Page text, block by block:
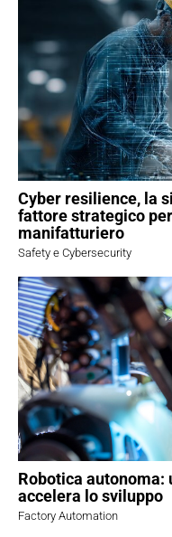
Cyber resilience, la
fattore strategico
manifatturiero
Safety e Cybersecurity
Robotica
accelera lo sviluppo
Factory Automation